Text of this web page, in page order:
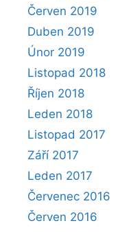
Červen 2019
Duben 2019
Únor 2019
Listopad 2018
Říjen 2018
Leden 2018
Listopad 2017
Září 2017
Leden 2017
Červenec 2016
Červen 2016